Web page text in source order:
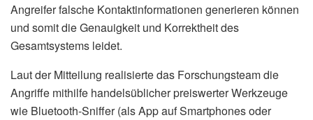
Angreifer falsche Kontaktinformationen generieren können
und somit die Genauigkeit und Korrektheit des
Gesamtsystems leidet.
Laut der Mitteilung realisierte das Forschungsteam die
Angriffe mithilfe handelsüblicher preiswerter Werkzeuge
wie Bluetooth-Sniffer (als App auf Smartphones oder